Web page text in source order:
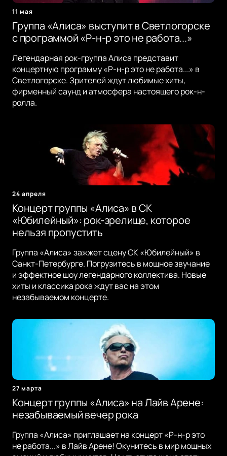
11 мая
Группа «Алиса» выступит в Светлогорске
с программой «Р-н-р это не работа...»
Легендарная рок-группа Алиса представит
концертную программу «Р-н-р это не работа...» в
Светлогорске. Зрителей ждут любимые хиты,
фирменный саунд и атмосфера настоящего рок-н-
ролла.
24 апреля
Концерт группы «Алиса» в СК
«Юбилейный»: рок-зрелище, которое
нельзя пропустить
Группа «Алиса» зажжет сцену СК «Юбилейный» в
Санкт-Петербурге. Погрузитесь в мощное звучание
и эффектное шоу легендарного коллектива. Новые
хиты и классика рока ждут вас на этом
незабываемом концерте.
27 марта
Концерт группы «Алиса» на Лайв Арене:
незабываемый вечер рока
Группа «Алиса» приглашает на концерт «Р-н-р это
не работа...» в Лайв Арене! Окунитесь в мир мощных